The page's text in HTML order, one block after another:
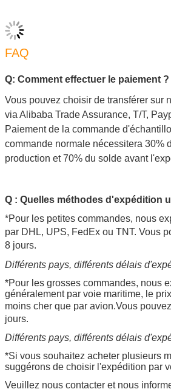
FAQ
Q: Comment effectuer le paiement ?
Vous pouvez choisir de transférer sur
via Alibaba Trade Assurance, T/T,
Paiement de la commande
commande normale nécessitera 30%
production et 70% du solde avant
Q : Quelles méthodes d'expédition
*Pour les petites commandes, nous
par DHL, UPS, FedEx ou TNT. Vous
8 jours.
Différents pays, différents délais
*Pour les grosses commandes, nous
généralement par voie maritime, le
moins cher que par avion.Vous
jours.
Différents pays, différents délais
*Si vous souhaitez acheter plusieurs
suggérons de choisir l'expédition par
Veuillez nous contacter et nous